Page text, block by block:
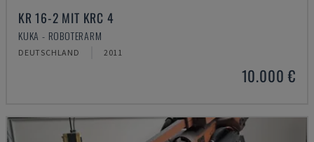
KR 16-2 MIT KRC 4
KUKA - ROBOTERARM
DEUTSCHLAND 2011
10.000 €